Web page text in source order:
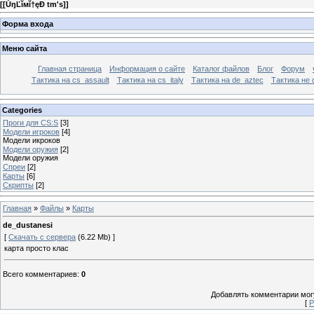
[[ŮŋĽĭмĭ†ęÐ tm's]]
Форма входа
Меню сайта
Главная страница Информация о сайте Каталог файлов Блог Форум
Тактика на сs_assault
Тактика на cs_italy Тактика на de_aztec Тактика не
Categories
Проги для CS:S [3]
Модели игроков [4]
Модели икроков
Модели оружия [2]
Модели оружия
Спреи [2]
Карты [6]
Скрипты [2]
Главная » Файлы » Карты
de_dustanesi
[ Скачать с сервера (6.22 Mb) ]
карта просто клас
Всего комментариев: 0
Добавлять комментарии
[